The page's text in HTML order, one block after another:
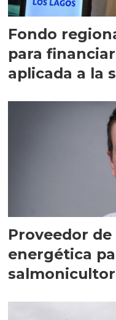
Fondo
para
aplicada a la
Proveedor
energética